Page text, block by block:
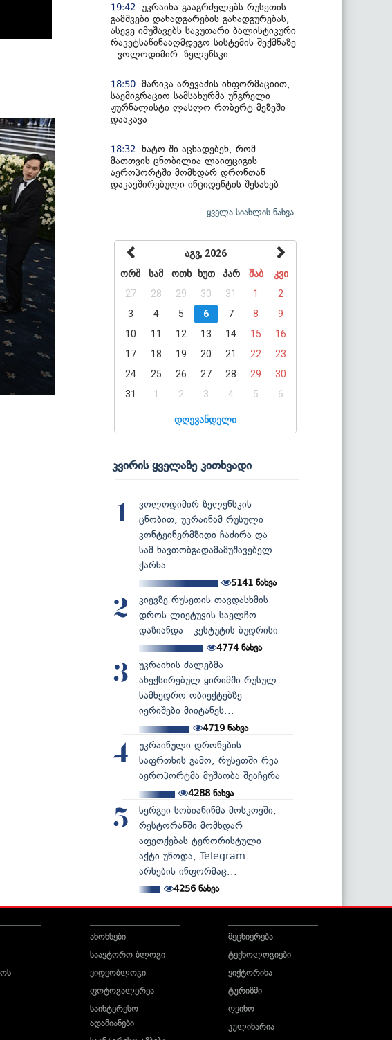
19:42
უკრაინა გააგრძელებს რუსეთის
გამშვები დანადგარების განადგურებას,
ასევე იმუშავებს საკუთარი ბალისტიკური
რაკეტსაწინააღმდეგო სისტემის შექმნაზე
- ვოლოდიმირ ზელენსკი
18:50 მარიკა არევაძის ინფორმაციით,
საემიგრაციო სამსახურმა უნგრელი
ჟურნალისტი ლასლო რობერტ მეზეში
დააკავა
18:32
ნატო-ში აცხადებენ, რომ
მათთვის ცნობილია ლაიფციგის
აეროპორტში მომხდარ დრონთან
დაკავშირებული ინციდენტის შესახებ
ყველა სიახლის ნახვა
აგვ, 2026
ორშ
სამ ოთხ ხუთ პარ შაბ
კვი
27
28 29 30 31 1
2
3
4 5 6 7 8
9
10
11 12 13 14 15
16
17
18 19 20 21 22
23
24
25 26 27 28 29
30
31
1 2 3 4 5 6
დღევანდელი
კვირის ყველაზე კითხვადი
1
ვოლოდიმირ ზელენსკის
ცნობით, უკრაინამ რუსული
კონტეინერმზიდი ჩაძირა და
სამ ნავთობგადამამუშავებელ
ქარხა...
5141 ნახვა
2
კიევზე რუსეთის თავდასხმის
დროს ლიეტუვის საელჩო
დაზიანდა - კესტუტის ბუდრისი
4774ნახვა
3
უკრაინის ძალებმა
ანექსირებულ ყირიმში რუსულ
სამხედრო ობიექტებზე
იერიშები მიიტანეს...
4719ნახვა
4
უკრაინული დრონების
საფრთხის გამო, რუსეთში რვა
აეროპორტმა მუშაობა შეაჩერა
4288ნახვა
5
სერგეი სობიანინმა მოსკოვში,
რესტორანში მომხდარ
აფეთქებას ტერორისტული
აქტი უწოდა, Telegram-
არხების ინფორმაც...
4256ნახვა
ანონსები
საავტორო ბლოგი
ვიდეობლოგი
ფოტოგალერეა
საინტერესო
ადამიანები
მეცნიერება
ტექნოლოგიები
ვიქტორინა
ტურიზმი
ღვინო
კულინარია